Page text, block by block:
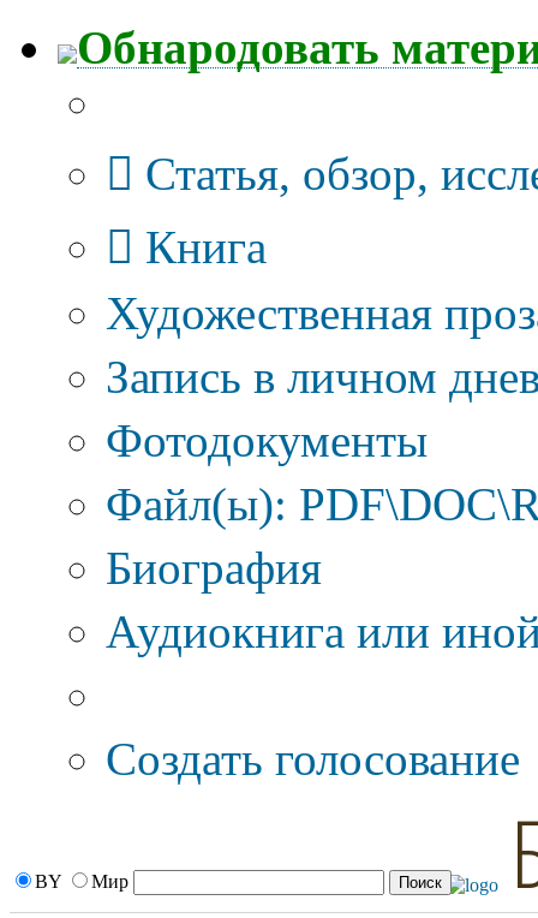
Обнародовать
Статья, обзор,
Книга
Художественная
Запись в личном
Фотодокументы
Файл(ы):
Биография
Аудиокнига или
Создать голосование
BY Мир